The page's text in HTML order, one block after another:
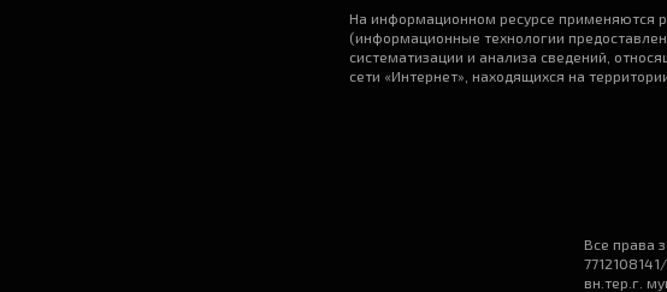
На информационном ресурсе применяются
(информационные технологии
систематизации и анализа сведений,
сети «Интернет», находящихся на
Все права
вн.тер.г.